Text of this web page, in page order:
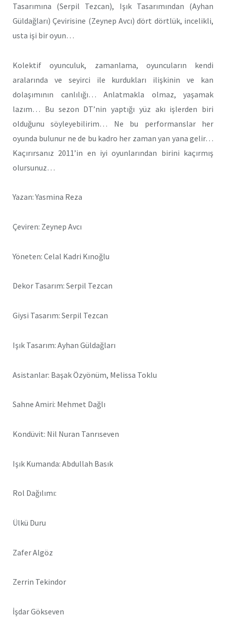
Tasarımına (Serpil Tezcan), Işık Tasarımından (Ayhan
Güldağları) Çevirisine (Zeynep Avcı) dört dörtlük, incelikli,
usta işi bir oyun…
Kolektif oyunculuk, zamanlama, oyuncuların kendi
aralarında ve seyirci ile kurdukları ilişkinin ve kan
dolaşımının canlılığı… Anlatmakla olmaz, yaşamak
lazım… Bu sezon DT’nin yaptığı yüz akı işlerden biri
olduğunu söyleyebilirim… Ne bu performanslar her
oyunda bulunur ne de bu kadro her zaman yan yana gelir…
Kaçırırsanız 2011’in en iyi oyunlarından birini kaçırmış
olursunuz…
Yazan: Yasmina Reza
Çeviren: Zeynep Avcı
Yöneten: Celal Kadri Kınoğlu
Dekor Tasarım: Serpil Tezcan
Giysi Tasarım: Serpil Tezcan
Işık Tasarım: Ayhan Güldağları
Asistanlar: Başak Özyönüm, Melissa Toklu
Sahne Amiri: Mehmet Dağlı
Kondüvit: Nil Nuran Tanrıseven
Işık Kumanda: Abdullah Basık
Rol Dağılımı:
Ülkü Duru
Zafer Algöz
Zerrin Tekindor
İşdar Gökseven